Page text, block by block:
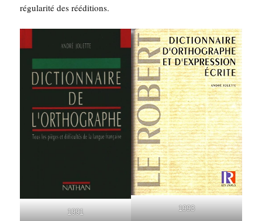
régu­la­ri­té des rééditions.
1991 1993